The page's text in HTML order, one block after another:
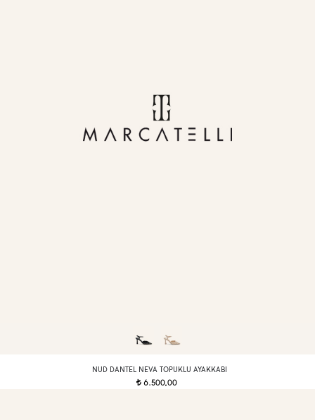
NUD DANTEL NEVA TOPUKLU AYAKKABI
t 6.500,00